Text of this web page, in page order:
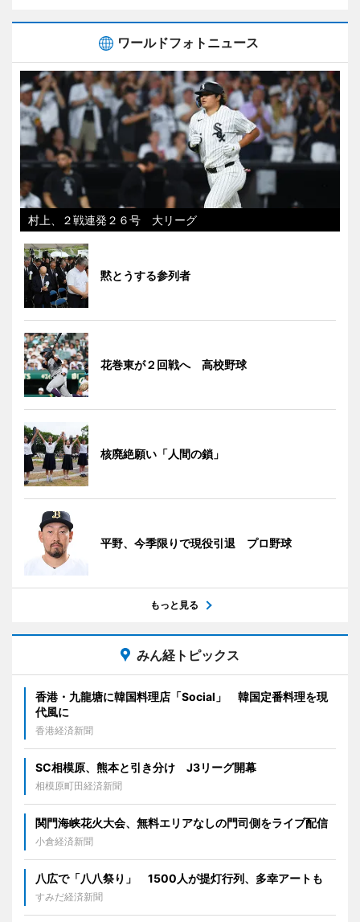
ワールドフォトニュース
村上、２戦連発２６号 大リーグ
黙とうする参列者
花巻東が２回戦へ 高校野球
核廃絶願い「人間の鎖」
平野、今季限りで現役引退 プロ野球
もっと見る
みん経トピックス
香港・九龍塘に韓国料理店「Social」 韓国定番料理を現
代風に
香港経済新聞
SC相模原、熊本と引き分け J3リーグ開幕
相模原町田経済新聞
関門海峡花火大会、無料エリアなしの門司側をライブ配信
小倉経済新聞
八広で「八八祭り」 1500人が提灯行列、多幸アートも
すみだ経済新聞